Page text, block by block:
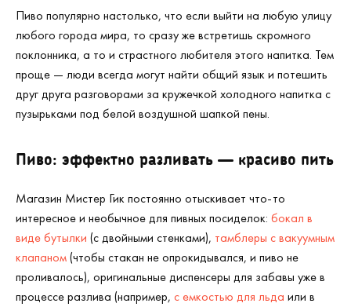
Пиво популярно настолько, что если выйти на любую улицу
любого города мира, то сразу же встретишь скромного
поклонника, а то и страстного любителя этого напитка. Тем
проще — люди всегда могут найти общий язык и потешить
друг друга разговорами за кружечкой холодного напитка с
пузырьками под белой воздушной шапкой пены.
Пиво: эффектно разливать — красиво пить
Магазин Мистер Гик постоянно отыскивает что-то
интересное и необычное для пивных посиделок: бокал в
виде бутылки (с двойными стенками), тамблеры с вакуумным
клапаном(чтобы стакан не опрокидывался, и пиво не
проливалось), оригинальные диспенсеры для забавы уже в
процессе разлива (например, с емкостью для льда или в